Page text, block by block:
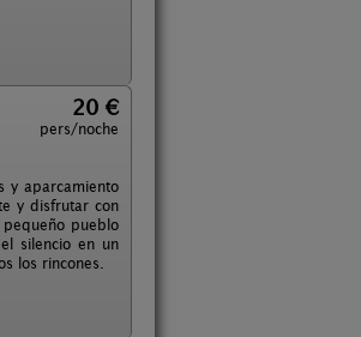
20 €
pers/noche
y aparcamiento
y disfrutar con
pueblo
silencio en un
los rincones.